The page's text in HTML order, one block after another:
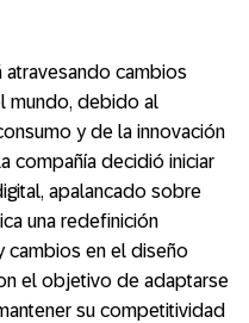
atravesando cambios
mundo, debido al
y de la innovación
compañía decidió iniciar
apalancado sobre
una redefinición
cambios en el diseño
el objetivo de adaptarse
su competitividad